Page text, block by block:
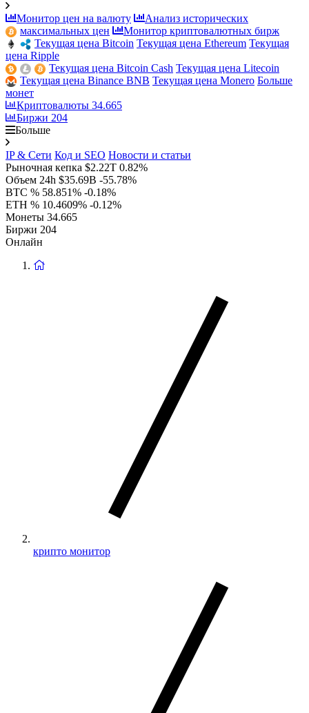
Монитор цен на валюту
Анализ исторических
максимальных цен
Монитор криптовалютных бирж
Текущая цена Bitcoin Текущая цена Ethereum Текущая
цена Ripple
Текущая цена Bitcoin Cash Текущая цена Litecoin
Текущая цена Binance BNB Текущая цена Monero Больше
монет
Криптовалюты 34.665
Биржи 204
Больше
IP & Сети Код и SEO Новости и статьи
Рыночная кепка $2.22T 0.82%
Объем 24h $35.69B -55.78%
BTC % 58.851% -0.18%
ETH % 10.4609% -0.12%
Монеты 34.665
Биржи 204
Онлайн
крипто монитор